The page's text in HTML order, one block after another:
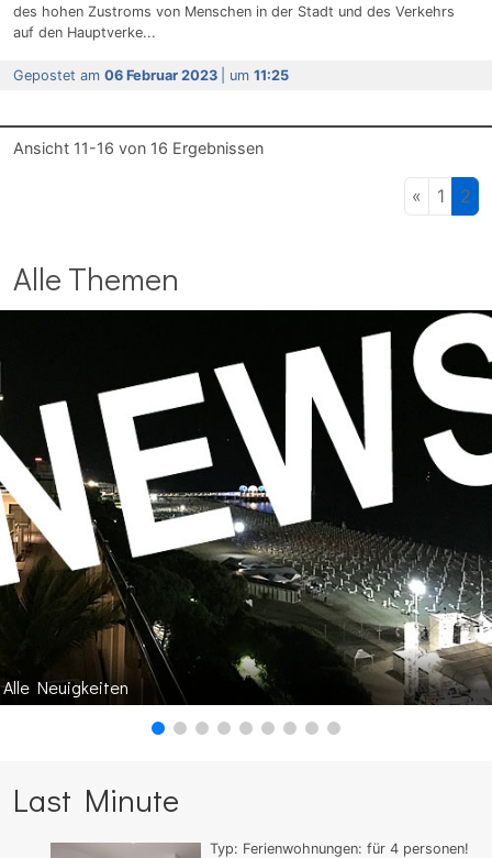
des hohen Zustroms von Menschen in der Stadt und des Verkehrs
auf den Hauptverke...
Gepostet am 06 Februar 2023 | um 11:25
Ansicht 11-16 von 16 Ergebnissen
« 1 2
Alle Themen
Alle Neuigkeiten
Last Minute
Ferienwohnungen:für4 personen!